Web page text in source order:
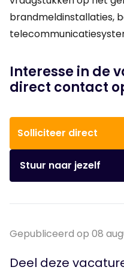
brandmeldinstallaties,
Interesse in de
direct contact
Solliciteer direct
Stuur naar jezelf
Gepubliceerd op 08
Deel deze